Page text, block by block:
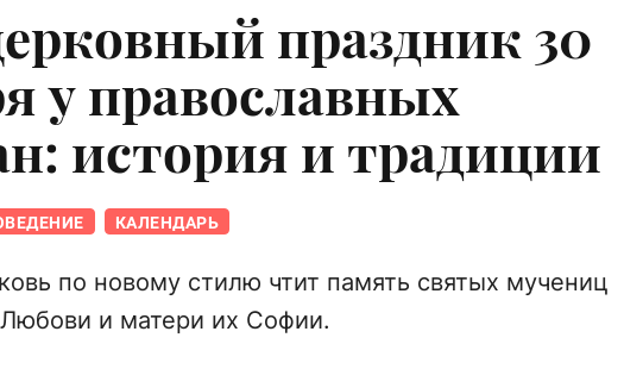
праздник 30
у православных
история и традиции
КАЛЕНДАРЬ
по новому стилю чтит память святых мучениц
и матери их Софии.